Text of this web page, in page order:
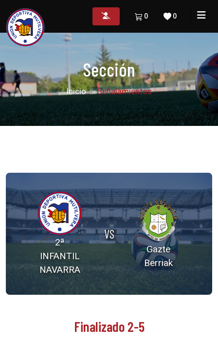
0
0
Sección
Inicio Señalamientos
2ª
INFANTIL
NAVARRA
VS
Gazte
Berriak
Finalizado 2-5